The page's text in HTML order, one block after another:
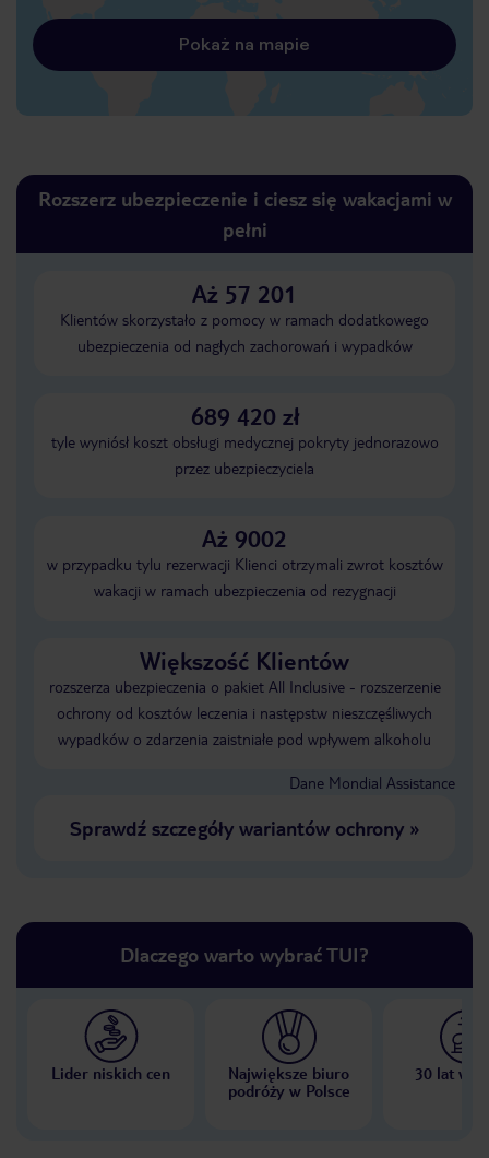
Pokaż na mapie
Rozszerz ubezpieczenie i ciesz się wakacjami w
pełni
Aż 57 201
Klientów skorzystało z pomocy w ramach dodatkowego
ubezpieczenia od nagłych zachorowań i wypadków
689 420 zł
tyle wyniósł koszt obsługi medycznej pokryty jednorazowo
przez ubezpieczyciela
Aż 9002
w przypadku tylu rezerwacji Klienci otrzymali zwrot kosztów
wakacji w ramach ubezpieczenia od rezygnacji
Większość Klientów
rozszerza ubezpieczenia o pakiet All Inclusive - rozszerzenie
ochrony od kosztów leczenia i następstw nieszczęśliwych
wypadków o zdarzenia zaistniałe pod wpływem alkoholu
Dane Mondial Assistance
Sprawdź szczegóły wariantów ochrony»
Dlaczego warto wybrać TUI?
Lider niskich cen
Największe biuro
podróży w Polsce
30 lat w